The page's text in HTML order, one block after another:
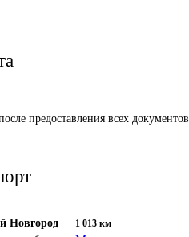
предоставления всех документов
Новгород 1 013 км